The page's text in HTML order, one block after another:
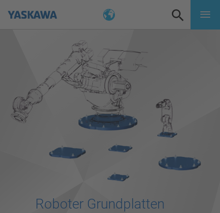
Roboter Grundplatten